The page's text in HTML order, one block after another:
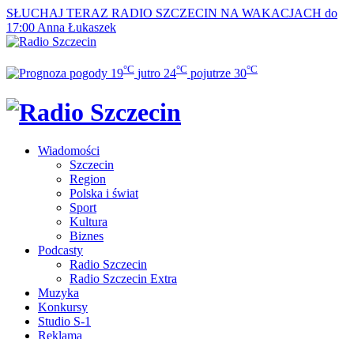
SŁUCHAJ TERAZ RADIO SZCZECIN NA WAKACJACH do
17:00 Anna Łukaszek
19°C jutro 24°C pojutrze 30°C
Wiadomości
Szczecin
Region
Polska i świat
Sport
Kultura
Biznes
Podcasty
Radio Szczecin
Radio Szczecin Extra
Muzyka
Konkursy
Studio S-1
Reklama